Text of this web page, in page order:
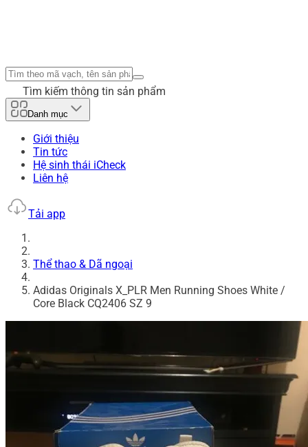
Tìm kiếm thông tin sản phẩm
Danh mục
Giới thiệu
Tin tức
Hệ sinh thái iCheck
Liên hệ
Tải app
Thể thao & Dã ngoại
Adidas Originals X_PLR Men Running Shoes White /
Core Black CQ2406 SZ 9